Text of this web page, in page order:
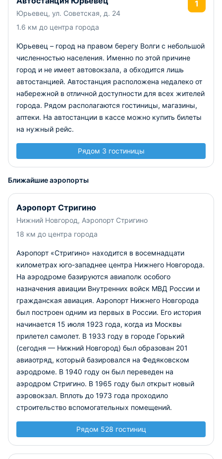
Юрьевец, ул. Советская, д. 24
1.6 км до центра города
1
Юрьевец – город на правом берегу Волги с небольшой
численностью населения. Именно по этой причине
город и не имеет автовокзала, а обходится лишь
автостанцией. Автостанция расположена недалеко от
набережной в отличной доступности для всех жителей
города. Рядом располагаются гостиницы, магазины,
аптеки. На автостанции в кассе можно купить билеты
на нужный рейс.
Рядом 3 гостиницы
Ближайшие аэропорты
Аэропорт Стригино
Нижний Новгород, Аэропорт Стригино
18 км до центра города
Аэропорт «Стригино» находится в восемнадцати
километрах юго-западнее центра Нижнего Новгорода.
На аэродроме базируются авиаполк особого
назначения авиации Внутренних войск МВД России и
гражданская авиация. Аэропорт Нижнего Новгорода
был построен одним из первых в России. Его история
начинается 15 июля 1923 года, когда из Москвы
прилетел самолет. В 1933 году в городе Горький
(сегодня — Нижний Новгород) был образован 201
авиаотряд, который базировался на Федяковском
аэродроме. В 1940 году он был переведен на
аэродром Стригино. В 1965 году был открыт новый
аэровокзал. Вплоть до 1973 года проходило
строительство вспомогательных помещений.
Рядом 528 гостиниц